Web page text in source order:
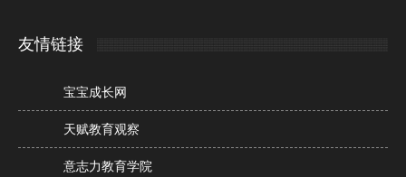
友情链接
宝宝成长网
天赋教育观察
意志力教育学院